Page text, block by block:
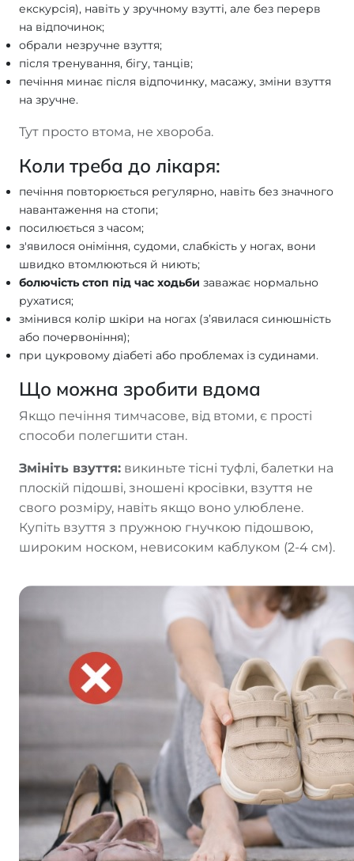
екскурсія), навіть у зручному взутті, але без перерв
на відпочинок;
обрали незручне взуття;
після тренування, бігу, танців;
печіння минає після відпочинку, масажу, зміни взуття
на зручне.
Тут просто втома, не хвороба.
Коли треба до лікаря:
печіння повторюється регулярно, навіть без значного
навантаження на стопи;
посилюється з часом;
з'явилося оніміння, судоми, слабкість у ногах, вони
швидко втомлюються й ниють;
болючість стоп під час ходьби заважає нормально
рухатися;
змінився колір шкіри на ногах (з’явилася синюшність
або почервоніння);
при цукровому діабеті або проблемах із судинами.
Що можна зробити вдома
Якщо печіння тимчасове, від втоми, є прості
способи полегшити стан.
Змініть взуття: викиньте тісні туфлі, балетки на
плоскій підошві, зношені кросівки, взуття не
свого розміру, навіть якщо воно улюблене.
Купіть взуття з пружною гнучкою підошвою,
широким носком, невисоким каблуком (2-4 см).